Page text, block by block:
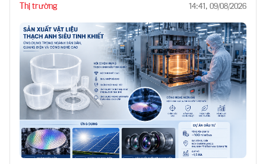
Thị trường 14:41, 09/08/2026